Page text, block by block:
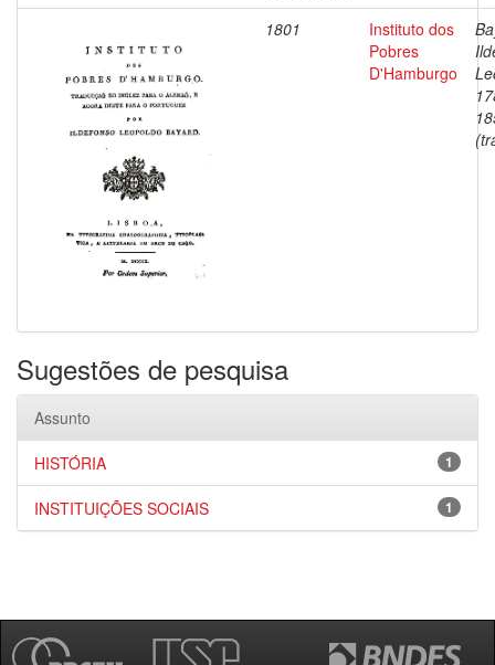
1801
Instituto dos
Pobres
D'Hamburgo
Sugestões de pesquisa
Assunto
1
HISTÓRIA
1
INSTITUIÇÕES SOCIAIS